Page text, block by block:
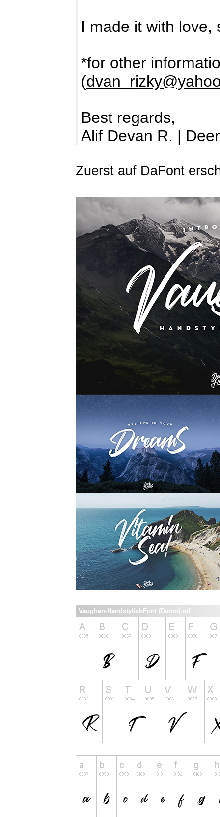
I made it with love,
*for other
(
Best regards,
Alif Devan R. |
Zuerst auf DaFont
Vaughan-HandstylishFont (Demo).otf